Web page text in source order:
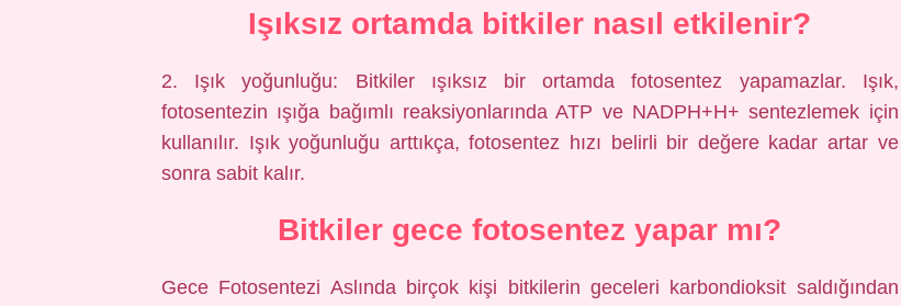
Işıksız ortamda bitkiler nasıl etkilenir?
2. Işık yoğunluğu: Bitkiler ışıksız bir ortamda fotosentez yapamazlar. Işık,
fotosentezin ışığa bağımlı reaksiyonlarında ATP ve NADPH+H+ sentezlemek için
kullanılır. Işık yoğunluğu arttıkça, fotosentez hızı belirli bir değere kadar artar ve
sonra sabit kalır.
Bitkiler gece fotosentez yapar mı?
Gece Fotosentezi Aslında birçok kişi bitkilerin geceleri karbondioksit saldığından